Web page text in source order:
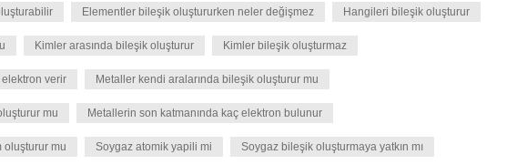
Elementler bileşik oluştururken neler değişmez Hangileri bileşik oluşturur
Kimler arasında bileşik oluşturur Kimler bileşik oluşturmaz
verir Metaller kendi aralarında bileşik oluşturur mu
mu Metallerin son katmanında kaç elektron bulunur
oluşturur mu Soygaz atomik yapili mi Soygaz bileşik oluşturmaya yatkın mı